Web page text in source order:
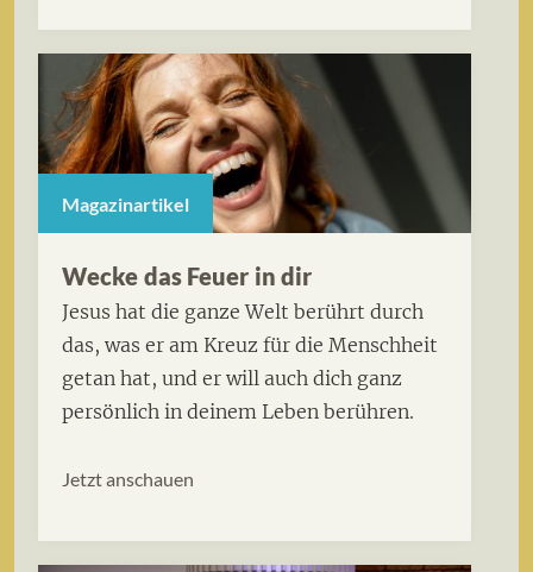
Magazinartikel
Wecke das Feuer in dir
Jesus hat die ganze Welt berührt durch
das, was er am Kreuz für die Menschheit
getan hat, und er will auch dich ganz
persönlich in deinem Leben berühren.
Jetzt anschauen